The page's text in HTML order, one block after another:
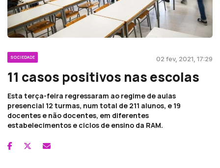
SOCIEDADE 02 fev, 2021, 17:29
11 casos positivos nas escolas
Esta terça-feira regressaram ao regime de aulas
presencial 12 turmas, num total de 211 alunos, e 19
docentes e não docentes, em diferentes
estabelecimentos e ciclos de ensino da RAM.